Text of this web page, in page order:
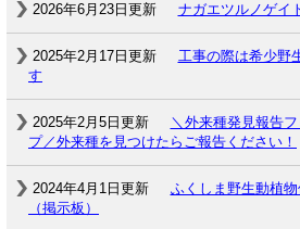
2026年6月23日更新 ナガエツルノゲイ
2025年2月17日更新
工事の際は希少野
す
2025年2月5日更新
＼外来種発見報告
プ／外来種を見つけたらご報告ください！
2024年4月1日更新
ふくしま野生動植
（掲示板）